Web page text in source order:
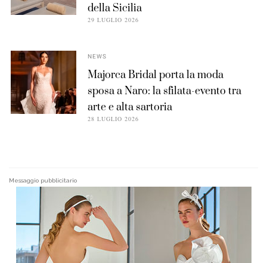
della Sicilia
29 LUGLIO 2026
NEWS
Majorca Bridal porta la moda
sposa a Naro: la sfilata-evento tra
arte e alta sartoria
28 LUGLIO 2026
Messaggio pubblicitario